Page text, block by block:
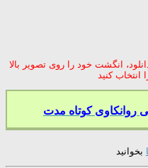
انگشت خود را روی تصویر بالا
انتخاب کنید
روانکاوی کوتاه مدت
بخوانید